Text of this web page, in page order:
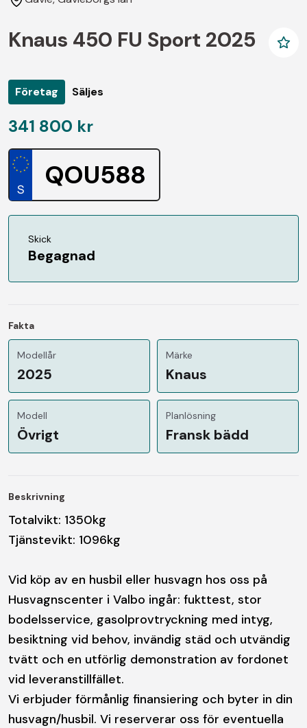
Knaus 450 FU Sport 2025
Företag Säljes
341 800 kr
QOU588
Skick
Begagnad
Fakta
Modellår
2025
Märke
Knaus
Modell
Övrigt
Planlösning
Fransk bädd
Beskrivning
Totalvikt: 1350kg
Tjänstevikt: 1096kg
Vid köp av en husbil eller husvagn hos oss på
Husvagnscenter i Valbo ingår: fukttest, stor
bodelsservice, gasolprovtryckning med intyg,
besiktning vid behov, invändig städ och utvändig
tvätt och en utförlig demonstration av fordonet
vid leveranstillfället.
Vi erbjuder förmånlig finansiering och byter in din
husvagn/husbil. Vi reserverar oss för eventuella